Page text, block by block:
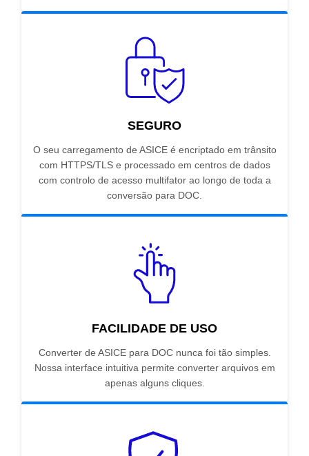
SEGURO
O seu carregamento de ASICE é encriptado em trânsito
com HTTPS/TLS e processado em centros de dados
com controlo de acesso multifator ao longo de toda a
conversão para DOC.
FACILIDADE DE USO
Converter de ASICE para DOC nunca foi tão simples.
Nossa interface intuitiva permite converter arquivos em
apenas alguns cliques.